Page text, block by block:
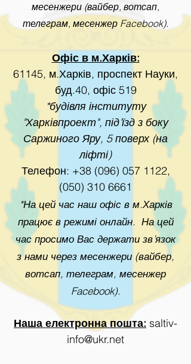
месенжери (вайбер, вотсап,
телеграм, месенжер Facebook).
Офіс в м.Харків:
61145, м.Харків, проспект Науки,
буд.40, офіс 519
*будівля інституту
"Харківпроект", під'їзд з боку
Саржиного Яру, 5 поверх (на
ліфті)
Телефон: +38 (096) 057 1122,
(050) 310 6661
*На цей час наш офіс в м.Харків
працює в режимі онлайн. На цей
час просимо Вас держати зв’язок
з нами через месенжери (вайбер,
вотсап, телеграм, месенжер
Facebook).
Наша електронна пошта: saltiv-
info@ukr.net